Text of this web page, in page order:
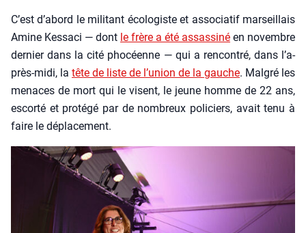
C’est d’a­bord le mili­tant éco­lo­giste et asso­cia­tif mar­seillais
Amine Kes­sa­ci — dont le frère a été assas­si­né en novembre
der­nier dans la cité pho­céenne — qui a ren­con­tré, dans l’a­
près-midi, la tête de liste de l’u­nion de la gauche. Mal­gré les
menaces de mort qui le visent, le jeune homme de 22 ans,
escor­té et pro­té­gé par de nom­breux poli­ciers, avait tenu à
faire le dépla­ce­ment.